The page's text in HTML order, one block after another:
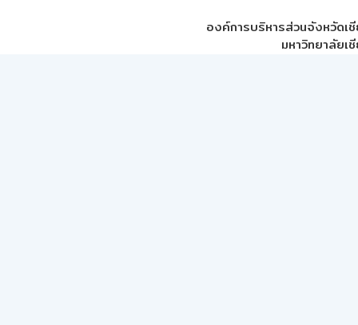
องค์การบริหารส่วนจังหวัดเ
มหาวิทยาลัยเ